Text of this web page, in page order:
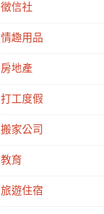
徵信社
情趣用品
房地產
打工度假
搬家公司
教育
旅遊住宿